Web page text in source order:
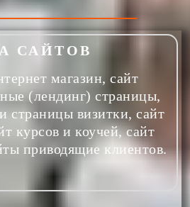
САЙТОВ
магазин, сайт
(лендинг) страницы,
страницы визитки, сайт
курсов и коучей, сайт
приводящие клиентов.